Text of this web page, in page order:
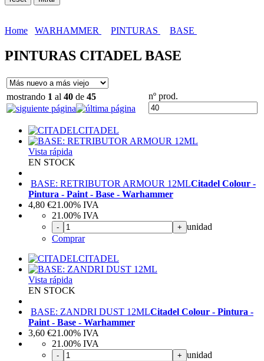
Home WARHAMMER PINTURAS BASE
PINTURAS CITADEL BASE
mostrando 1 al 40 de 45 nº prod.
CITADEL
Vista rápida
EN STOCK
BASE: RETRIBUTOR ARMOUR 12MLCitadel Colour -
Pintura - Paint - Base - Warhammer
4,80 €21.00% IVA
21.00% IVA
- + unidad
Comprar
CITADEL
Vista rápida
EN STOCK
BASE: ZANDRI DUST 12MLCitadel Colour - Pintura -
Paint - Base - Warhammer
3,60 €21.00% IVA
21.00% IVA
- + unidad